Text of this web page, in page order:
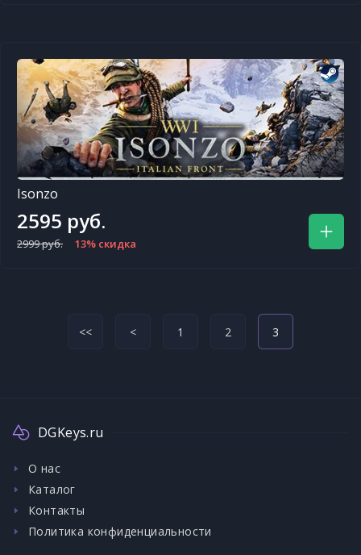
Isonzo
2595 руб.
2999 руб. 13% скидка
<< < 1 2 3
DGKeys.ru
О нас
Каталог
Контакты
Политика конфиденциальности